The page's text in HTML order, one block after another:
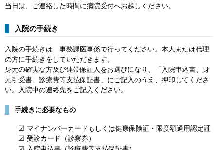
当日は、ご連絡した時間に病院受付へお越しください。
入院の手続き​
入院の手続きは、事務課医事係で行ってください。本人または代理
の方に手続きをしていただきます。
身元の確実な方及び連帯保証人をお選びになり、「入院申込書、身
元引受書、診療費等支払保証書」にご記入のうえ、押印してくださ
い。入院中の連絡先をご記入ください。
手続きに必要なもの
☑ マイナンバーカードもしくは健康保険証・限度額適用認定証
☑ 受診カード（診察券）